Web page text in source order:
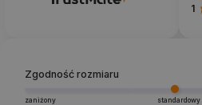
1
Zgodność rozmiaru
zaniżony standardowy